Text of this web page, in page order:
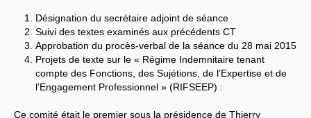
LES BRANCHES
CNRS- INRIA
Archives diverses
Archives temporaires
Affaires en cours ou pour
Accès aux moyens
Concours interne
Désignation du secrétaire adjoint de séance
Suivi des textes examinés aux précédents CT
Approbation du procès-verbal de la séance du 28 mai 2015
Projets de texte sur le « Régime Indemnitaire tenant
compte des Fonctions, des Sujétions, de l’Expertise et de
l’Engagement Professionnel » (RIFSEEP) :
Ce comité était le premier sous la présidence de Thierry